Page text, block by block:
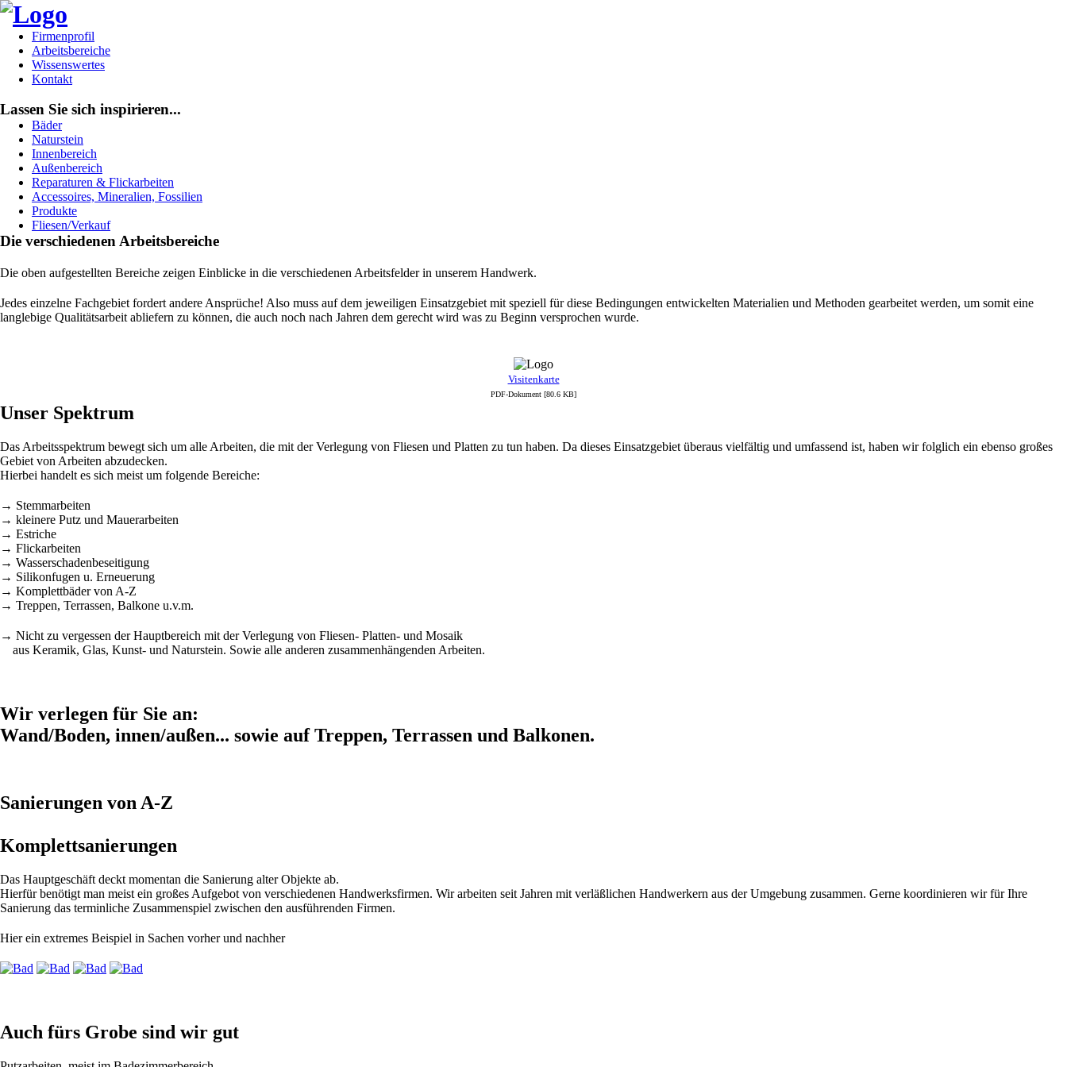
Firmenprofil
Arbeitsbereiche
Wissenswertes
Kontakt
Lassen Sie sich inspirieren...
Bäder
Naturstein
Innenbereich
Außenbereich
Reparaturen & Flickarbeiten
Accessoires, Mineralien, Fossilien
Produkte
Fliesen/Verkauf
Die verschiedenen Arbeitsbereiche
Die oben aufgestellten Bereiche zeigen Einblicke in die verschiedenen Arbeitsfelder in unserem Handwerk.
Jedes einzelne Fachgebiet fordert andere Ansprüche! Also muss auf dem jeweiligen Einsatzgebiet mit speziell für diese Bedingungen entwickelten Materialien und Methoden gearbeitet werden, um somit eine
langlebige Qualitätsarbeit abliefern zu können, die auch noch nach Jahren dem gerecht wird was zu Beginn versprochen wurde.
Visitenkarte
PDF-Dokument [80.6 KB]
Unser Spektrum
Das Arbeitsspektrum bewegt sich um alle Arbeiten, die mit der Verlegung von Fliesen und Platten zu tun haben. Da dieses Einsatzgebiet überaus vielfältig und umfassend ist, haben wir folglich ein ebenso großes
Gebiet von Arbeiten abzudecken.
Hierbei handelt es sich meist um folgende Bereiche:
→ Stemmarbeiten
→ kleinere Putz und Mauerarbeiten
→ Estriche
→ Flickarbeiten
→ Wasserschadenbeseitigung
→ Silikonfugen u. Erneuerung
→ Komplettbäder von A-Z
→ Treppen, Terrassen, Balkone u.v.m.
→ Nicht zu vergessen der Hauptbereich mit der Verlegung von Fliesen- Platten- und Mosaik
aus Keramik, Glas, Kunst- und Naturstein. Sowie alle anderen zusammenhängenden Arbeiten.
Wir verlegen für Sie an:
Wand/Boden, innen/außen... sowie auf Treppen, Terrassen und Balkonen.
Sanierungen von A-Z
Komplettsanierungen
Das Hauptgeschäft deckt momentan die Sanierung alter Objekte ab.
Hierfür benötigt man meist ein großes Aufgebot von verschiedenen Handwerksfirmen. Wir arbeiten seit Jahren mit verläßlichen Handwerkern aus der Umgebung zusammen. Gerne koordinieren wir für Ihre
Sanierung das terminliche Zusammenspiel zwischen den ausführenden Firmen.
Hier ein extremes Beispiel in Sachen vorher und nachher
Auch fürs Grobe sind wir gut